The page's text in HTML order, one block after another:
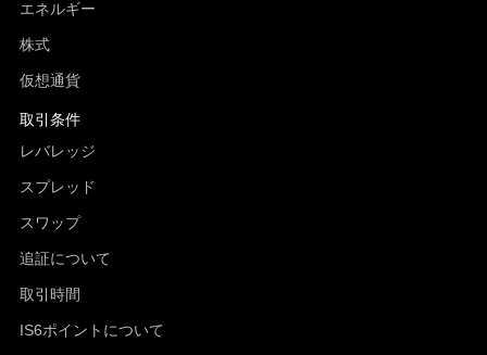
エネルギー
株式
仮想通貨
取引条件
レバレッジ
スプレッド
スワップ
追証について
取引時間
IS6ポイントについて